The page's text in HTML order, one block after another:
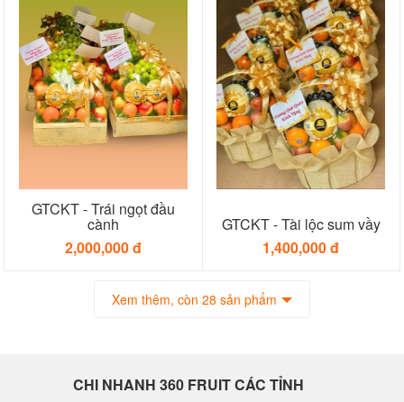
GTCKT - Trái ngọt đầu
cành
2,000,000 đ
GTCKT - Tài lộc sum vầy
1,400,000 đ
Xem thêm, còn 28 sản phẩm
CHI NHANH 360 FRUIT CÁC TỈNH